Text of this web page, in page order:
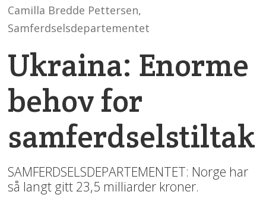
Camilla Bredde Pettersen,
Samferdselsdepartementet
Ukraina: Enorme
behov for
samferdselstiltak
SAMFERDSELSDEPARTEMENTET: Norge har
så langt gitt 23,5 milliarder kroner.